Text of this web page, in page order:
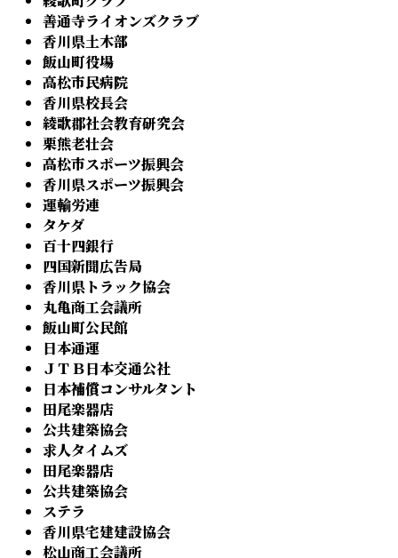
善通寺ライオンズクラブ
香川県土木部
飯山町役場
高松市民病院
香川県校長会
綾歌郡社会教育研究会
栗熊老壮会
高松市スポーツ振興会
香川県スポーツ振興会
運輸労連
タケダ
百十四銀行
四国新聞広告局
香川県トラック協会
丸亀商工会議所
飯山町公民館
日本通運
ＪＴＢ日本交通公社
日本補償コンサルタント
田尾楽器店
公共建築協会
求人タイムズ
田尾楽器店
公共建築協会
ステラ
香川県宅建建設協会
松山商工会議所